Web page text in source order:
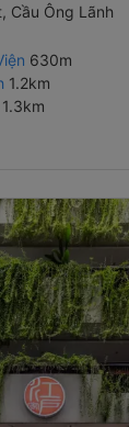
Cầu Ông Lãnh
630m
1.2km
1.3km